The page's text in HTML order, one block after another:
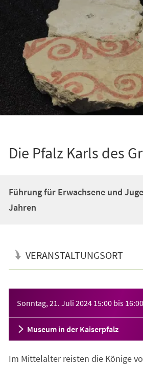
Die Pfalz Karls des
Führung für Erwachsene und
Jahren
VERANSTALTUNGSORT
Sonntag, 21. Juli 2024 15:00 bis 16:00
Museum in der Kaiserpfalz
Im Mittelalter reisten die Könige